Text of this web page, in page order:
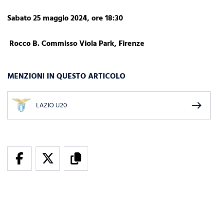
Sabato 25 maggio 2024, ore 18:30
Rocco B. Commisso Viola Park, Firenze
MENZIONI IN QUESTO ARTICOLO
LAZIO U20 east